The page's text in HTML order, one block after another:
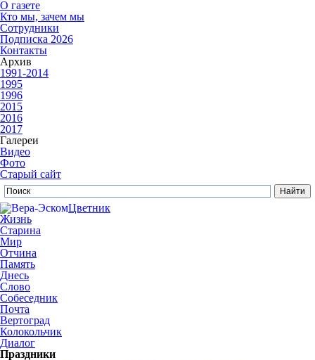
О газете
Кто мы, зачем мы
Сотрудники
Подписка 2026
Контакты
Архив
1991-2014
1995
1996
2015
2016
2017
Галереи
Видео
Фото
Старый сайт
Цветник
Жизнь
Старина
Мир
Отчина
Память
Днесь
Слово
Собеседник
Почта
Вертоград
Колокольчик
Диалог
Праздники